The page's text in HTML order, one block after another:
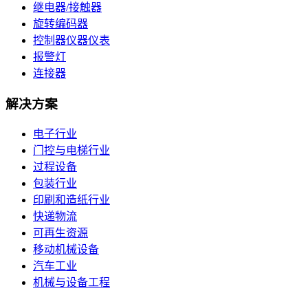
继电器/接触器
旋转编码器
控制器仪器仪表
报警灯
连接器
解决方案
电子行业
门控与电梯行业
过程设备
包装行业
印刷和造纸行业
快递物流
可再生资源
移动机械设备
汽车工业
机械与设备工程